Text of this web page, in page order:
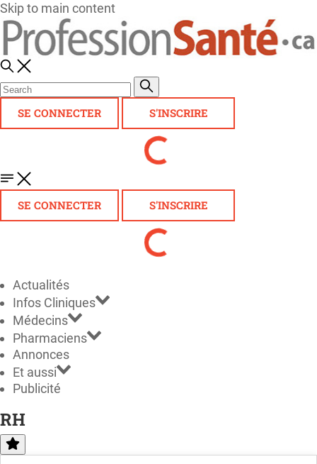
Skip to main content
SE CONNECTER S'INSCRIRE
SE CONNECTER S'INSCRIRE
Actualités
Infos Cliniques
Médecins
Pharmaciens
Annonces
Et aussi
Publicité
RH